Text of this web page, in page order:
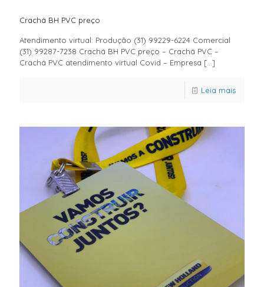
Crachá BH PVC preço
Atendimento virtual: Produção (31) 99229-6224 Comercial
(31) 99287-7238 Crachá BH PVC preço – Crachá PVC –
Crachá PVC atendimento virtual Covid – Empresa […]
Leia mais